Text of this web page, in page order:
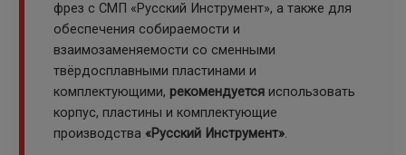
фрез с СМП «Русский Инструмент», а также для
обеспечения собираемости и
взаимозаменяемости со сменными
твёрдосплавными пластинами и
комплектующими, рекомендуется использовать
корпус, пластины и комплектующие
производства «Русский Инструмент».